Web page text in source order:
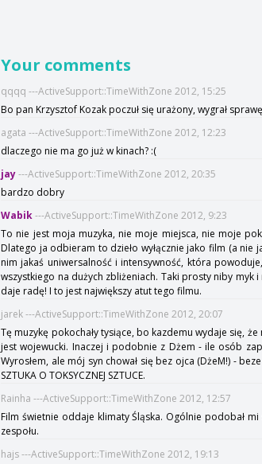
Your comments
qqqq ---ActiveSupport::TimeWithZone 2012, 15:25
Bo pan Krzysztof Kozak poczuł się urażony, wygrał
agata ---ActiveSupport::TimeWithZone 2012, 12:23
dlaczego nie ma go już w kinach? :(
jay---ActiveSupport::TimeWithZone 2012, 20:35
bardzo dobry
Wabik---ActiveSupport::TimeWithZone 2012, 9:23
To nie jest moja muzyka, nie moje miejsca, nie moje
Dlatego ja odbieram to dzieło wyłącznie jako film (a nie
nim jakaś uniwersalność i intensywność, która
wszystkiego na dużych zbliżeniach. Taki prosty niby
daje radę! I to jest największy atut tego filmu.
jarek ---ActiveSupport::TimeWithZone 2012, 20:07
Tę muzykę pokochały tysiące, bo kazdemu wydaje się,
jest wojewucki. Inaczej i podobnie z Dżem - ile osób
Wyrosłem, ale mój syn chował się bez ojca (DżeM!) -
SZTUKA O TOKSYCZNEJ SZTUCE.
Rainha ---ActiveSupport::TimeWithZone 2012, 12:57
Film świetnie oddaje klimaty Śląska. Ogólnie podobał
zespołu.
hajs ---ActiveSupport::TimeWithZone 2012, 19:13